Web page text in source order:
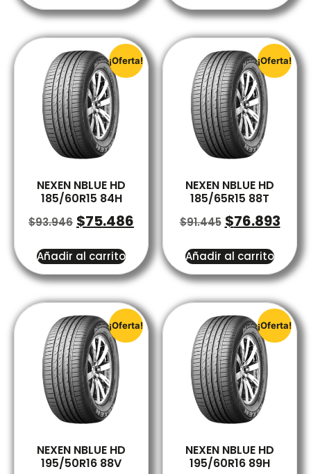
¡Oferta!
NEXEN NBLUE HD
185/60R15 84H
$93.946 $75.486
Añadir al carrito
¡Oferta!
NEXEN NBLUE HD
185/65R15 88T
$91.445 $76.893
Añadir al carrito
¡Oferta!
NEXEN NBLUE HD
195/50R16 88V
¡Oferta!
NEXEN NBLUE HD
195/60R16 89H